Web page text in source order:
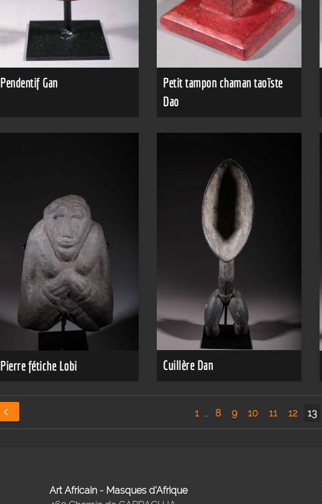
Pendentif Gan
Petit tampon chaman taoïste
Dao
Pierre fétiche Lobi Cuillère Dan
1 ... 8 9 10 11 12 13
Art Africain - Masques d'Afrique